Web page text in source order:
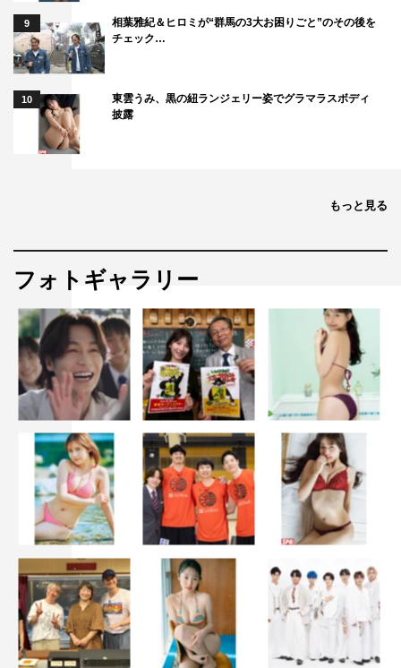
9
相葉雅紀＆ヒロミが“群馬の3大お困りごと”のその後を
チェック…
10
東雲うみ、黒の紐ランジェリー姿でグラマラスボディ
披露
もっと見る
フォトギャラリー